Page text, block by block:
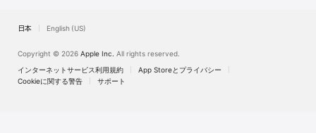
日本 English (US)
Copyright © 2026 Apple Inc. All rights reserved.
インターネットサービス利用規約
App Storeとプライバシー
Cookieに関する警告
サポート